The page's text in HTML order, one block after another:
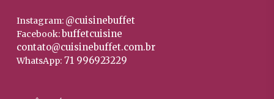
Instagram: @cuisinebuffet
Facebook:buffetcuisine
contato@cuisinebuffet.com.br
WhatsApp:71 996923229